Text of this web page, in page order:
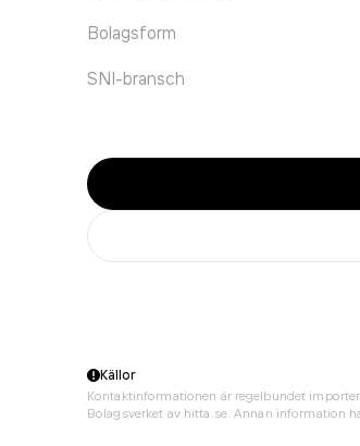
Bolagsform
SNI-bransch
Källor
Kontaktinformationen är regelbundet
Bolagsverket av hitta.se. Annan information